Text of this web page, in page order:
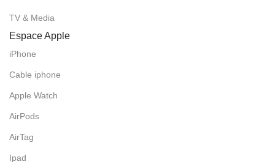
TV & Media
Espace Apple
iPhone
Cable iphone
Apple Watch
AirPods
AirTag
Ipad